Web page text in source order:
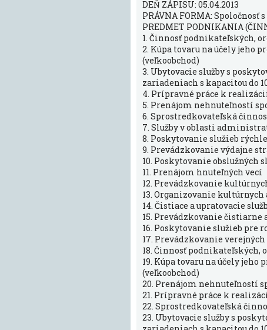
DEŇ ZÁPISU: 05.04.2013
PRÁVNA FORMA:
PREDMET PODNIKANIA
1. Činnosť podnikateľských,
2. Kúpa tovaru na účely jeho
(veľkoobchod)
3. Ubytovacie služby s
zariadeniach s kapacitou do
4. Prípravné práce k
5. Prenájom nehnuteľností
6. Sprostredkovateľská
7. Služby v oblasti
8. Poskytovanie služieb
9. Prevádzkovanie výdajne
10. Poskytovanie
11. Prenájom hnuteľných vecí
12. Prevádzkovanie
13. Organizovanie
14. Čistiace a upratovacie
15. Prevádzkovanie čistiarne
16. Poskytovanie služieb pre
17. Prevádzkovanie verejných
18. Činnosť podnikateľských,
19. Kúpa tovaru na účely
(veľkoobchod)
20. Prenájom nehnuteľností
21. Prípravné práce k
22. Sprostredkovateľská
23. Ubytovacie služby s